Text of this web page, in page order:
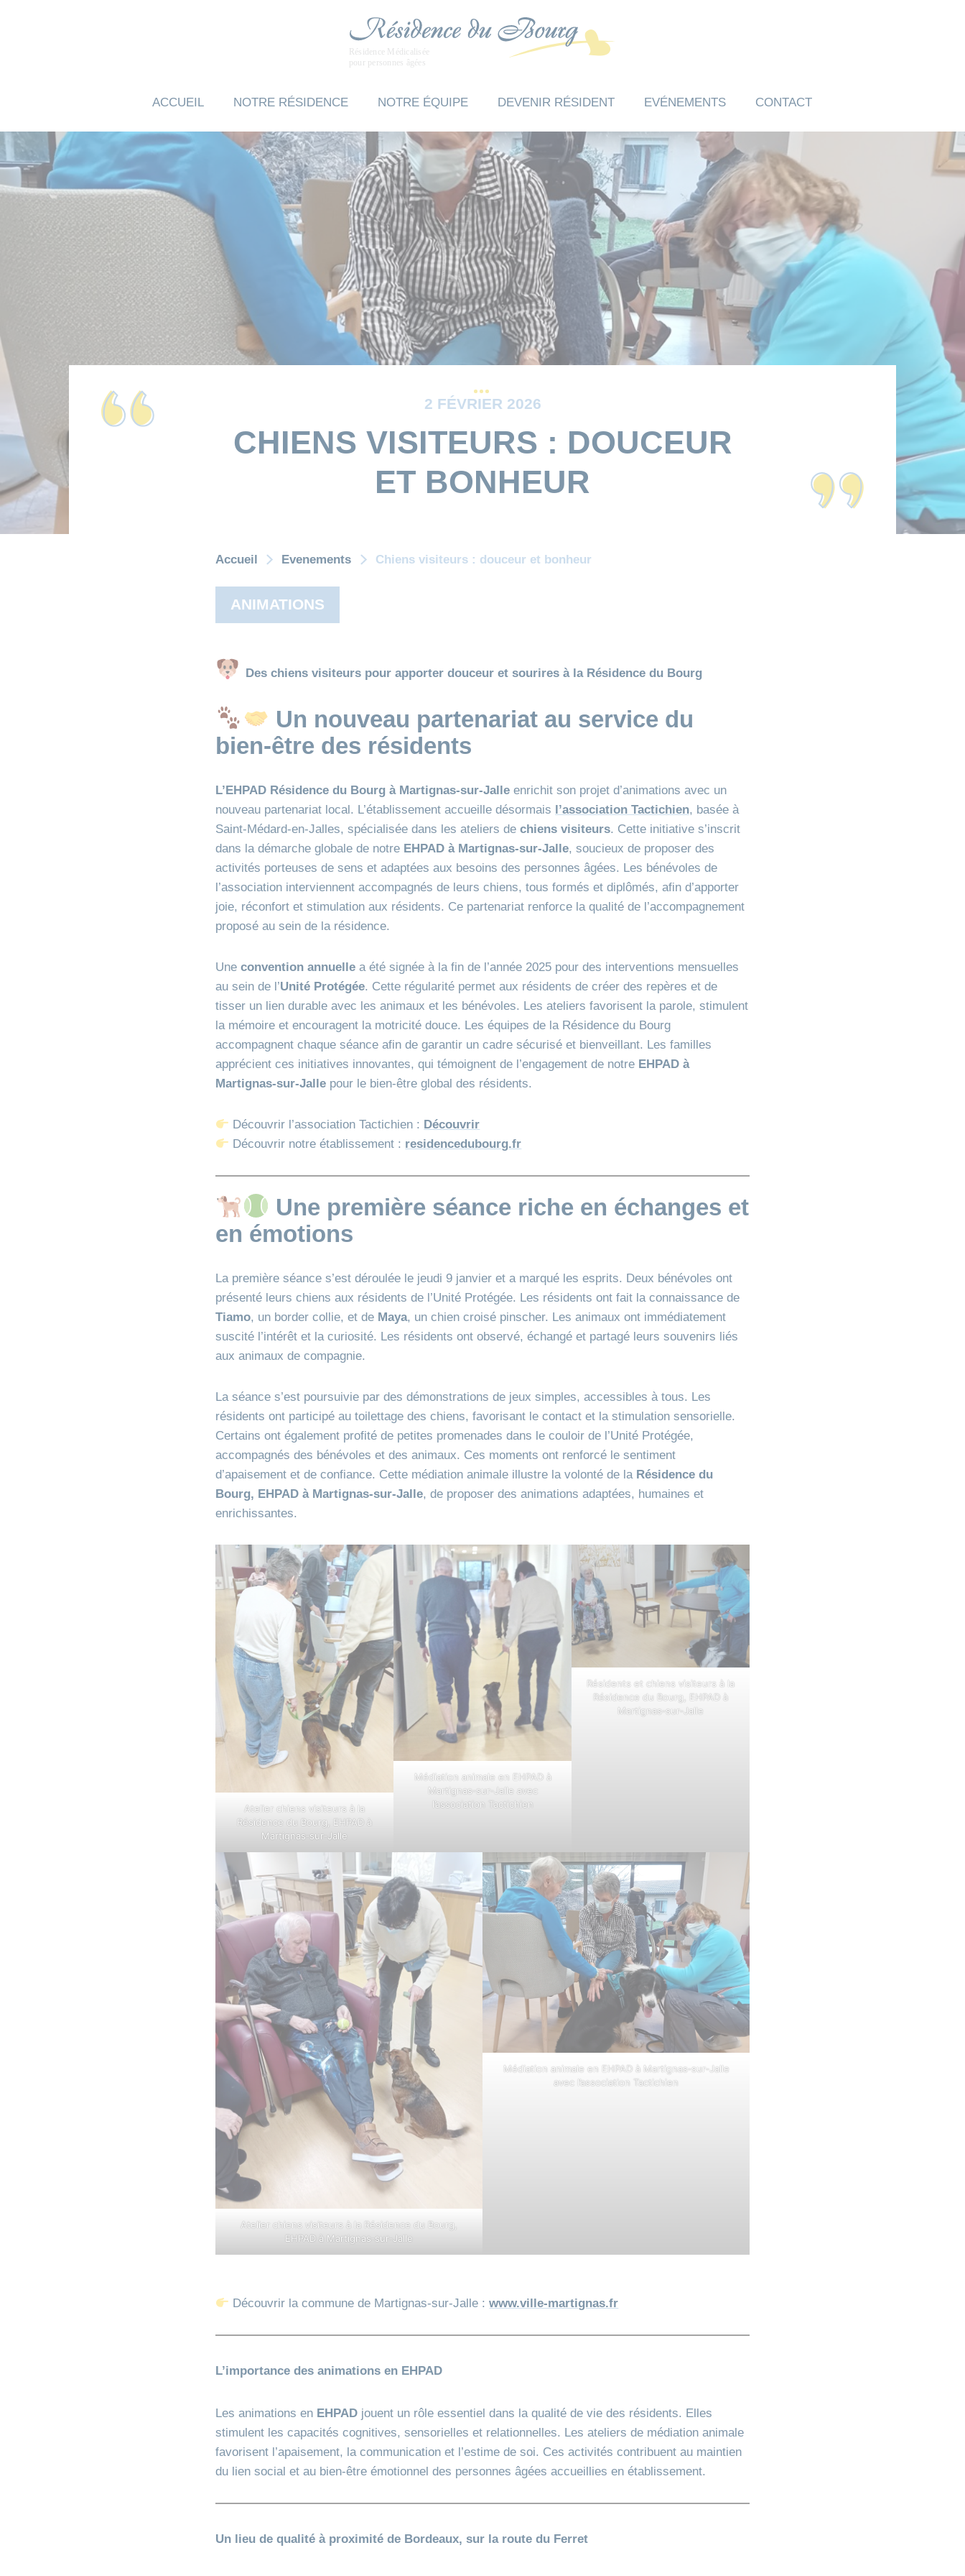
ACCUEIL NOTRE RÉSIDENCE NOTRE ÉQUIPE DEVENIR RÉSIDENT EVÉNEMENTS CONTACT
2 FÉVRIER 2026
CHIENS VISITEURS : DOUCEUR
ET BONHEUR
Accueil Evenements Chiens visiteurs : douceur et bonheur
ANIMATIONS
Des chiens visiteurs pour apporter douceur et sourires à la Résidence du Bourg
Un nouveau partenariat au service du
bien‑être des résidents
L’EHPAD Résidence du Bourg à Martignas‑sur‑Jalle enrichit son projet d’animations avec un
nouveau partenariat local. L’établissement accueille désormais l’association Tactichien, basée à
Saint‑Médard‑en‑Jalles, spécialisée dans les ateliers de chiens visiteurs. Cette initiative s’inscrit
dans la démarche globale de notre EHPAD à Martignas‑sur‑Jalle, soucieux de proposer des
activités porteuses de sens et adaptées aux besoins des personnes âgées. Les bénévoles de
l’association interviennent accompagnés de leurs chiens, tous formés et diplômés, afin d’apporter
joie, réconfort et stimulation aux résidents. Ce partenariat renforce la qualité de l’accompagnement
proposé au sein de la résidence.
Une convention annuelle a été signée à la fin de l’année 2025 pour des interventions mensuelles
au sein de l’Unité Protégée. Cette régularité permet aux résidents de créer des repères et de
tisser un lien durable avec les animaux et les bénévoles. Les ateliers favorisent la parole, stimulent
la mémoire et encouragent la motricité douce. Les équipes de la Résidence du Bourg
accompagnent chaque séance afin de garantir un cadre sécurisé et bienveillant. Les familles
apprécient ces initiatives innovantes, qui témoignent de l’engagement de notre EHPAD à
Martignas‑sur‑Jalle pour le bien‑être global des résidents.
Découvrir l’association Tactichien : Découvrir
Découvrir notre établissement : residencedubourg.fr
Une première séance riche en échanges et
en émotions
La première séance s’est déroulée le jeudi 9 janvier et a marqué les esprits. Deux bénévoles ont
présenté leurs chiens aux résidents de l’Unité Protégée. Les résidents ont fait la connaissance de
Tiamo, un border collie, et de Maya, un chien croisé pinscher. Les animaux ont immédiatement
suscité l’intérêt et la curiosité. Les résidents ont observé, échangé et partagé leurs souvenirs liés
aux animaux de compagnie.
La séance s’est poursuivie par des démonstrations de jeux simples, accessibles à tous. Les
résidents ont participé au toilettage des chiens, favorisant le contact et la stimulation sensorielle.
Certains ont également profité de petites promenades dans le couloir de l’Unité Protégée,
accompagnés des bénévoles et des animaux. Ces moments ont renforcé le sentiment
d’apaisement et de confiance. Cette médiation animale illustre la volonté de la Résidence du
Bourg, EHPAD à Martignas‑sur‑Jalle, de proposer des animations adaptées, humaines et
enrichissantes.
Atelier chiens visiteurs à la
Résidence du Bourg, EHPAD à
Martignas‑sur‑Jalle
Médiation animale en EHPAD à
Martignas‑sur‑Jalle avec
l’association Tactichien
Résidents et chiens visiteurs à la
Résidence du Bourg, EHPAD à
Martignas‑sur‑Jalle
Atelier chiens visiteurs à la Résidence du Bourg,
EHPAD à Martignas‑sur‑Jalle
Médiation animale en EHPAD à Martignas‑sur‑Jalle
avec l’association Tactichien
Découvrir la commune de Martignas‑sur‑Jalle :www.ville-martignas.fr
L’importance des animations en EHPAD
Les animations en EHPAD jouent un rôle essentiel dans la qualité de vie des résidents. Elles
stimulent les capacités cognitives, sensorielles et relationnelles. Les ateliers de médiation animale
favorisent l’apaisement, la communication et l’estime de soi. Ces activités contribuent au maintien
du lien social et au bien‑être émotionnel des personnes âgées accueillies en établissement.
Un lieu de qualité à proximité de Bordeaux, sur la route du Ferret